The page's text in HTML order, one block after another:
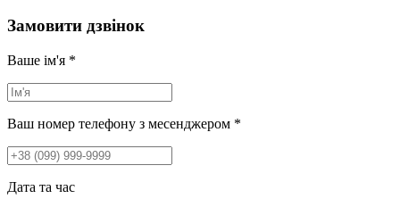
Замовити дзвінок
Ваше ім'я *
Ваш номер телефону з месенджером *
Дата та час